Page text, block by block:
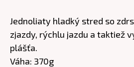
Jednoliaty hladký stred so
zjazdy, rýchlu jazdu a taktiež
plášťa.
Váha: 370g